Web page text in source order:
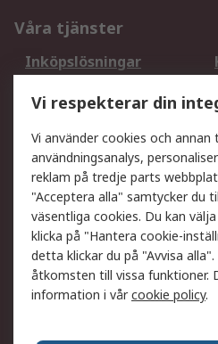
Våra tjänster
Inköpslösningar
DesignSpark
Ditt lokala säljteam
Support
Få hjälp
Leverans
Begär en fakturakopi
Betalningsalternativ
Vi respekterar din
Vi använder cookies och
användningsanalys,
reklam på tredje parts
"Acceptera alla" samtycker du
väsentliga cookies. Du kan
klicka på "Hantera cookie-
detta klickar du på "Avvisa
åtkomsten till vissa funktioner.
information i vårcookie policy.